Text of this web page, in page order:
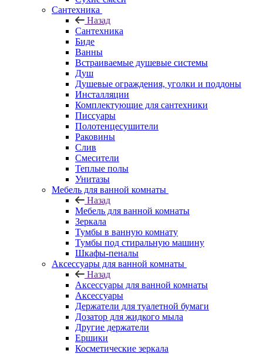
Сантехника
Назад
Сантехника
Биде
Ванны
Встраиваемые душевые системы
Душ
Душевые ограждения, уголки и поддоны
Инсталляции
Комплектующие для сантехники
Писсуары
Полотенцесушители
Раковины
Слив
Смесители
Теплые полы
Унитазы
Мебель для ванной комнаты
Назад
Мебель для ванной комнаты
Зеркала
Тумбы в ванную комнату
Тумбы под стиральную машину
Шкафы-пеналы
Аксессуары для ванной комнаты
Назад
Аксессуары для ванной комнаты
Аксессуары
Держатели для туалетной бумаги
Дозатор для жидкого мыла
Другие держатели
Ершики
Косметические зеркала